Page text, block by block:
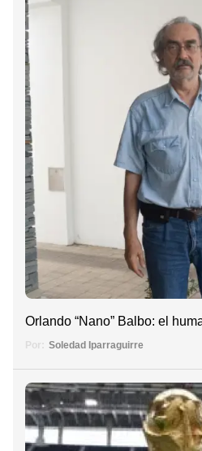
Orlando “Nano” Balbo: el
Por: Soledad Iparraguirre